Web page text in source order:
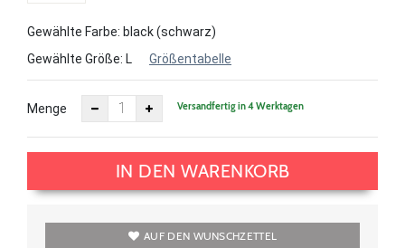
Gewählte Farbe: black (schwarz)
Gewählte Größe: L Größentabelle
Menge Versandfertig in 4 Werktagen
IN DEN WARENKORB
AUF DEN WUNSCHZETTEL